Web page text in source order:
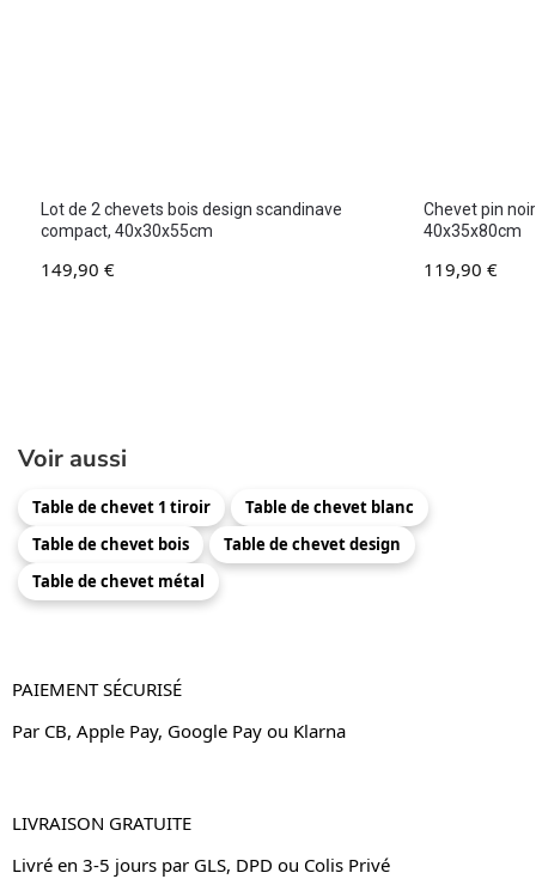
Lot de 2 chevets bois design scandinave
compact, 40x30x55cm
149,90 €
Chevet pin
40x35x80cm
119,90 €
Voir aussi
Table de chevet 1 tiroir
Table de chevet blanc
Table de chevet bois
Table de chevet design
Table de chevet métal
PAIEMENT SÉCURISÉ
Par CB, Apple Pay, Google Pay ou Klarna
LIVRAISON GRATUITE
Livré en 3-5 jours par GLS, DPD ou Colis Privé